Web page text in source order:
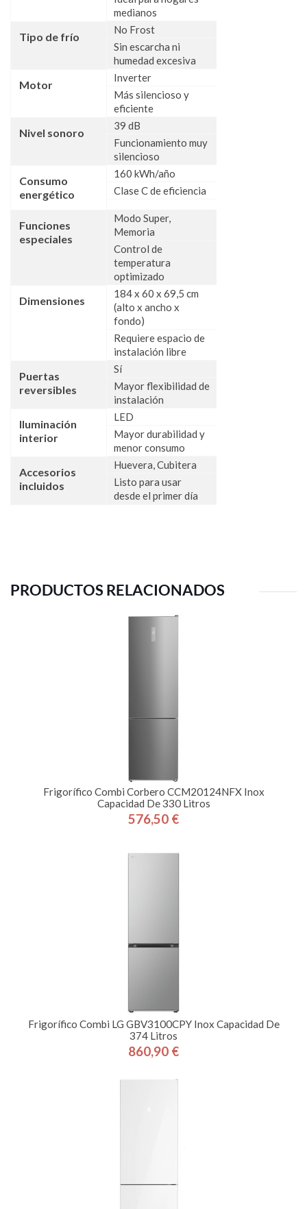
medianos
Tipo de frío
No Frost
Sin escarcha ni
humedad excesiva
Motor
Inverter
Más silencioso y
eficiente
Nivel sonoro
39 dB
Funcionamiento muy
silencioso
Consumo
energético
160 kWh/año
Clase C de eficiencia
Funciones
especiales
Modo Super,
Memoria
Control de
temperatura
optimizado
Dimensiones
184 x 60 x 69,5 cm
(alto x ancho x
fondo)
Requiere espacio de
instalación libre
Puertas
reversibles
Sí
Mayor flexibilidad de
instalación
Iluminación
interior
LED
Mayor durabilidad y
menor consumo
Accesorios
incluidos
Huevera, Cubitera
Listo para usar
desde el primer día
PRODUCTOS RELACIONADOS
Frigorífico Combi Corbero CCM20124NFX Inox
Capacidad De 330 Litros
Precio
576,50 €
Frigorífico Combi LG GBV3100CPY Inox Capacidad De
374 Litros
Precio
860,90 €